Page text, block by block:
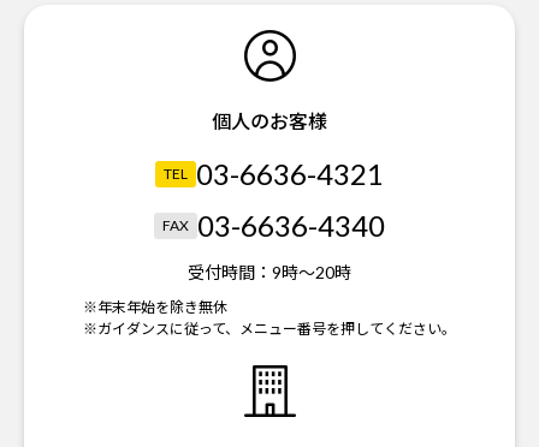
個人のお客様
TEL 03-6636-4321
FAX 03-6636-4340
受付時間： 9時～20時
※年末年始を除き無休
※ガイダンスに従って、メニュー番号を押してください。